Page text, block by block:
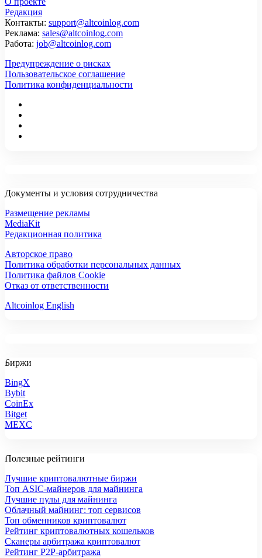
Редакция
Контакты: support@altcoinlog.com
Реклама: sales@altcoinlog.com
Работа: job@altcoinlog.com
Предупреждение о рисках
Пользовательское соглашение
Политика конфиденциальности
Документы и условия сотрудничества
Размещение рекламы
MediaKit
Редакционная политика
Авторское право
Политика обработки персональных данных
Политика файлов Cookie
Отказ от ответственности
Altcoinlog English
Биржи
BingX
Bybit
CoinEx
Bitget
MEXC
Полезные рейтинги
Лучшие криптовалютные биржи
Топ ASIC-майнеров для майнинга
Лучшие пулы для майнинга
Облачный майнинг: топ сервисов
Топ обменников криптовалют
Рейтинг криптовалютных кошельков
Сканеры арбитража криптовалют
Рейтинг P2P-арбитража